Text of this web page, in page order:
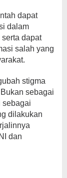
dapat
dalam
dapat
salah yang
stigma
sebagai
sebagai
dilakukan
dan